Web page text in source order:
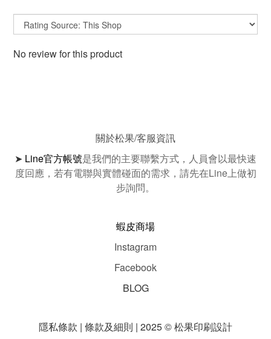
No review for this product
關於松果/客服資訊
➤ Line官方帳號是我們的主要聯繫方式，人員會以最快速
度回應，若有電聯與實體碰面的需求，請先在Line上做初
步詢問。
蝦皮商場
Instagram
Facebook
BLOG
隱私條款 | 條款及細則 | 2025 © 松果印刷設計